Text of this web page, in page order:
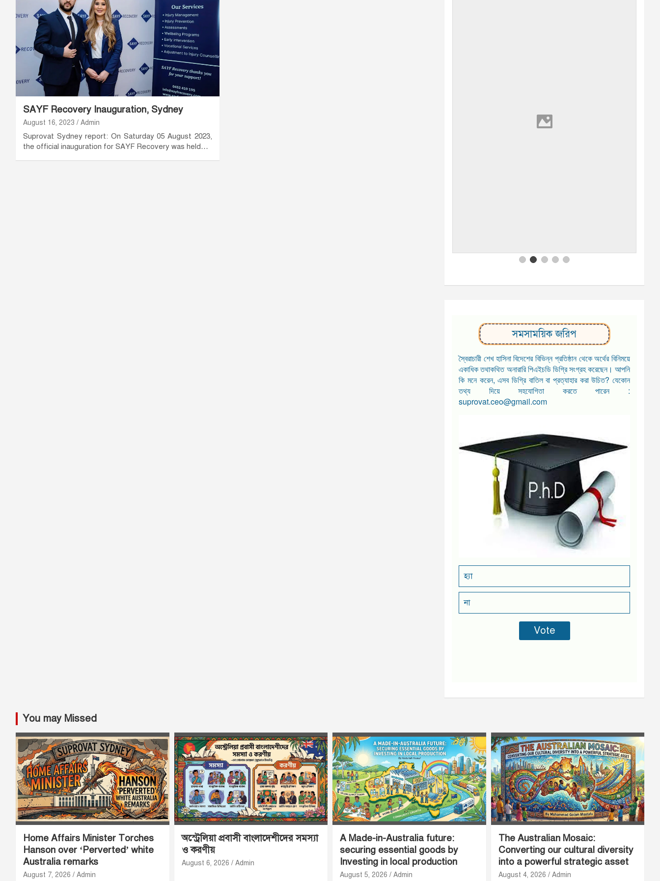
SAYF Recovery Inauguration, Sydney
August 16, 2023 Admin
Suprovat Sydney report: On Saturday 05 August 2023,
the official inauguration for SAYF Recovery was held…
সমসাময়িক জরিপ
স্বৈরাচারী শেখ হাসিনা বিদেশের বিভিন্ন প্রতিষ্ঠান থেকে অর্থের বিনিময়ে
একাধিক তথাকথিত অনারারি পিএইচডি ডিগ্রি সংগ্রহ করেছেন। আপনি
কি মনে করেন, এসব ডিগ্রি বাতিল বা প্রত্যাহার করা উচিত? যেকোন
তথ্য দিয়ে সহযোগিতা করতে পারেন :
suprovat.ceo@gmail.com
হ্যা
না
You may Missed
Home Affairs Minister Torches
Hanson over ‘Perverted’ white
Australia remarks
August 7, 2026 Admin
অস্ট্রেলিয়া প্রবাসী বাংলাদেশীদের সমস্যা
ও করণীয়
August 6, 2026 Admin
A Made-in-Australia future:
securing essential goods by
Investing in local production
August 5, 2026 Admin
The Australian Mosaic:
Converting our cultural diversity
into a powerful strategic asset
August 4, 2026 Admin